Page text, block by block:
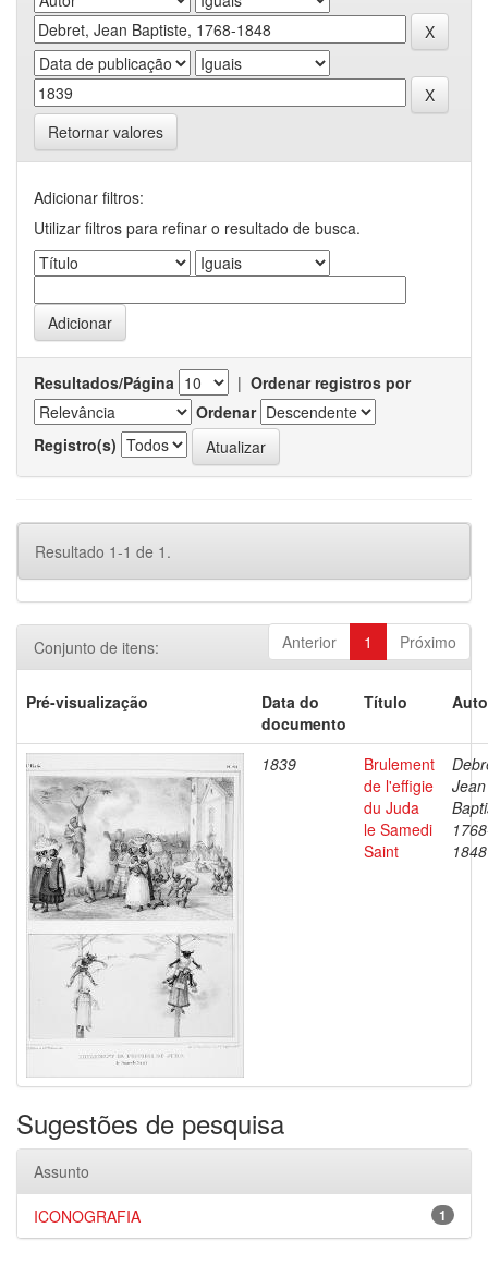
Retornar valores
Adicionar filtros:
Utilizar filtros para refinar o resultado de busca.
Resultados/Página | Ordenar registros por
Ordenar
Registro(s)
Resultado 1-1 de 1.
Anterior 1 Próximo
Conjunto de itens:
Pré-visualização
Data do
documento
Título
1839
Brulement
de l'effigie
du Juda
le Samedi
Saint
Jean
1848
Sugestões de pesquisa
Assunto
1
ICONOGRAFIA